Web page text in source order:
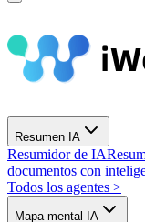
Resumen IA
Resumidor de IA
documentos con
Todos los agentes >
Mapa mental IA